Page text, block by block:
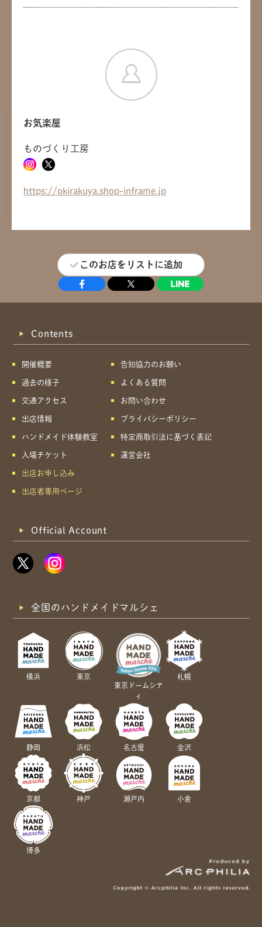
お気楽屋
ものづくり工房
https://okirakuya.shop-inframe.jp
このお店をリストに追加
Contents
開催概要
過去の様子
交通アクセス
出店情報
ハンドメイド体験教室
入場チケット
出店お申し込み
出店者専用ページ
告知協力のお願い
よくある質問
お問い合わせ
プライバシーポリシー
特定商取引法に基づく表記
運営会社
Official Account
全国のハンドメイドマルシェ
横浜
東京
東京ドームシテ
ィ
札幌
静岡 浜松 名古屋 金沢
京都 神戸 瀬戸内 小倉
博多